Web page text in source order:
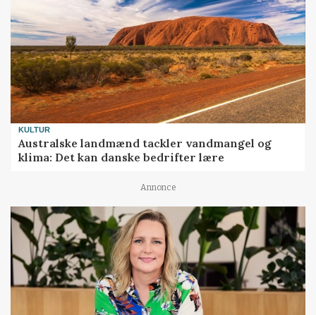
KULTUR
Australske landmænd tackler vandmangel og
klima: Det kan danske bedrifter lære
Annonce